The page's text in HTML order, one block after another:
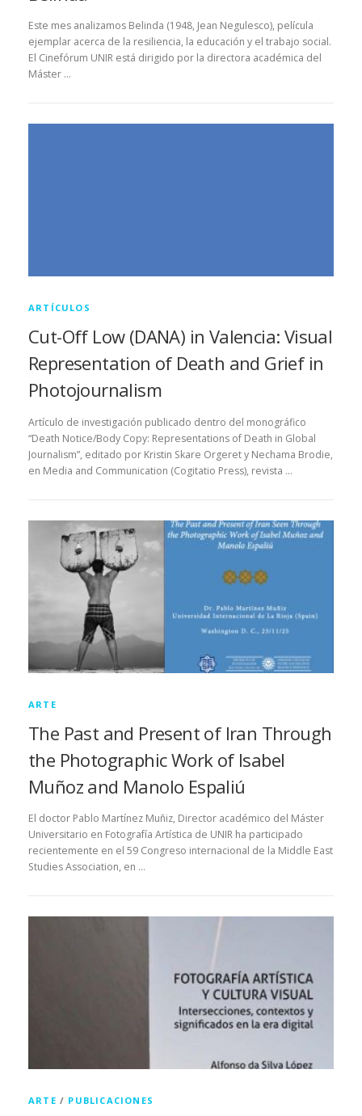
Este mes analizamos Belinda (1948, Jean Negulesco), película
ejemplar acerca de la resiliencia, la educación y el trabajo social.
El Cinefórum UNIR está dirigido por la directora académica del
Máster …
ARTÍCULOS
Cut-Off Low (DANA) in Valencia: Visual
Representation of Death and Grief in
Photojournalism
Artículo de investigación publicado dentro del monográfico
“Death Notice/Body Copy: Representations of Death in Global
Journalism”, editado por Kristin Skare Orgeret y Nechama Brodie,
en Media and Communication (Cogitatio Press), revista …
ARTE
The Past and Present of Iran Through
the Photographic Work of Isabel
Muñoz and Manolo Espaliú
El doctor Pablo Martínez Muñiz, Director académico del Máster
Universitario en Fotografía Artística de UNIR ha participado
recientemente en el 59 Congreso internacional de la Middle East
Studies Association, en …
ARTE / PUBLICACIONES